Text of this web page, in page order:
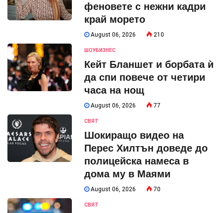
феновете с нежни кадри
край морето
August 06, 2026 210
ШОУБИЗНЕС
Кейт Бланшет и борбата ѝ
да спи повече от четири
часа на нощ
August 06, 2026 77
СВЯТ
Шокиращо видео на
Перес Хилтън доведе до
полицейска намеса в
дома му в Маями
August 06, 2026 70
СВЯТ